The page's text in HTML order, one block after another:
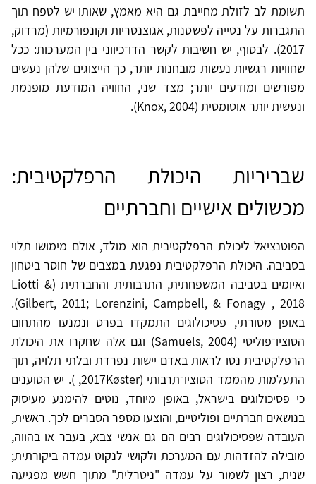
תשומת לב לזולת מחייבת גם היא מאמץ, שאותו יש לטפח תוך
התגברות על נטייה לפשטנות, אגוצנטריות וקונפורמיות (מרדוק,
2017). לבסוף, יש חשיבות לקשר הדו־כיווני בין המערכות: ככל
שחוויות רגשיות נעשות מובחנות יותר, כך הייצוגים שלהן נעשים
מפורשים ומודעים יותר; מצד שני, החוויה המודעת מופנמת
ונעשית יותר אוטומטית (Knox, 2004).
שבריריות היכולת הרפלקטיבית:
מכשולים אישיים וחברתיים
הפוטנציאל ליכולת הרפלקטיבית הוא מולד, אולם מימושו תלוי
בסביבה. היכולת הרפלקטיבית נפגעת במצבים של חוסר ביטחון
ואיומים בסביבה המשפחתית, התרבותית והחברתית (Liotti &
Gilbert, 2011; Lorenzini, Campbell, & Fonagy , 2018).
באופן מסורתי, פסיכולוגים התמקדו בפרט ונמנעו מהתחום
הסוציו־פוליטי (Samuels, 2004) וגם אלה שחקרו את היכולת
הרפלקטיבית נטו לראות באדם יישות נפרדת ובלתי תלויה, תוך
התעלמות מהממד הסוציו־תרבותי (2017Køster, ). יש הטוענים
כי פסיכולוגים בישראל, באופן מיוחד, נוטים להימנע מעיסוק
בנושאים חברתיים ופוליטיים, והוצעו מספר הסברים לכך. ראשית,
העובדה שפסיכולוגים רבים הם גם אנשי צבא, בעבר או בהווה,
מובילה להזדהות עם המערכת ולקושי לנקוט עמדה ביקורתית;
שנית, רצון לשמור על עמדה "ניטרלית" מתוך חשש מפגיעה